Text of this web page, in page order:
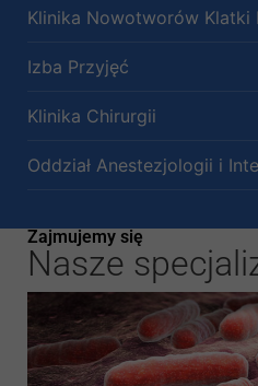
Klinika Nowotworów Klatki
Izba Przyjęć
Klinika Chirurgii
Oddział Anestezjologii i
Zajmujemy się
Nasze